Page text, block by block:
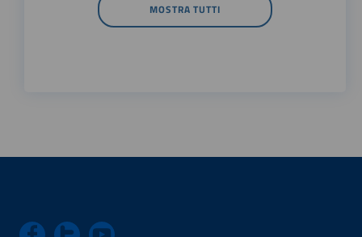
MOSTRA TUTTI